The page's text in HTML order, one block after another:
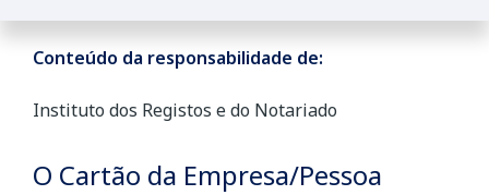
O Cartão da Empresa/Pessoa
Conteúdo da responsabilidade de:
Instituto dos Registos e do Notariado